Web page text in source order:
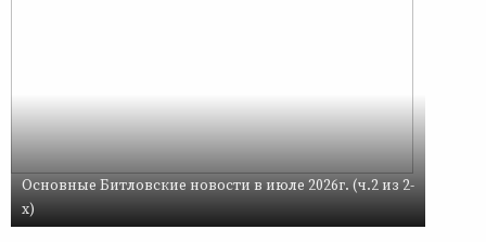
Основные Битловские новости в июле 2026г. (ч.2 из 2-
х)